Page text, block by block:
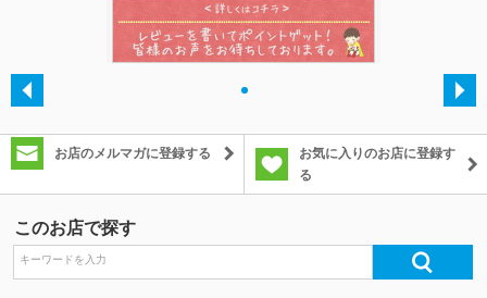
お店のメルマガに登録する
お気に入りのお店に登録す
る
このお店で探す